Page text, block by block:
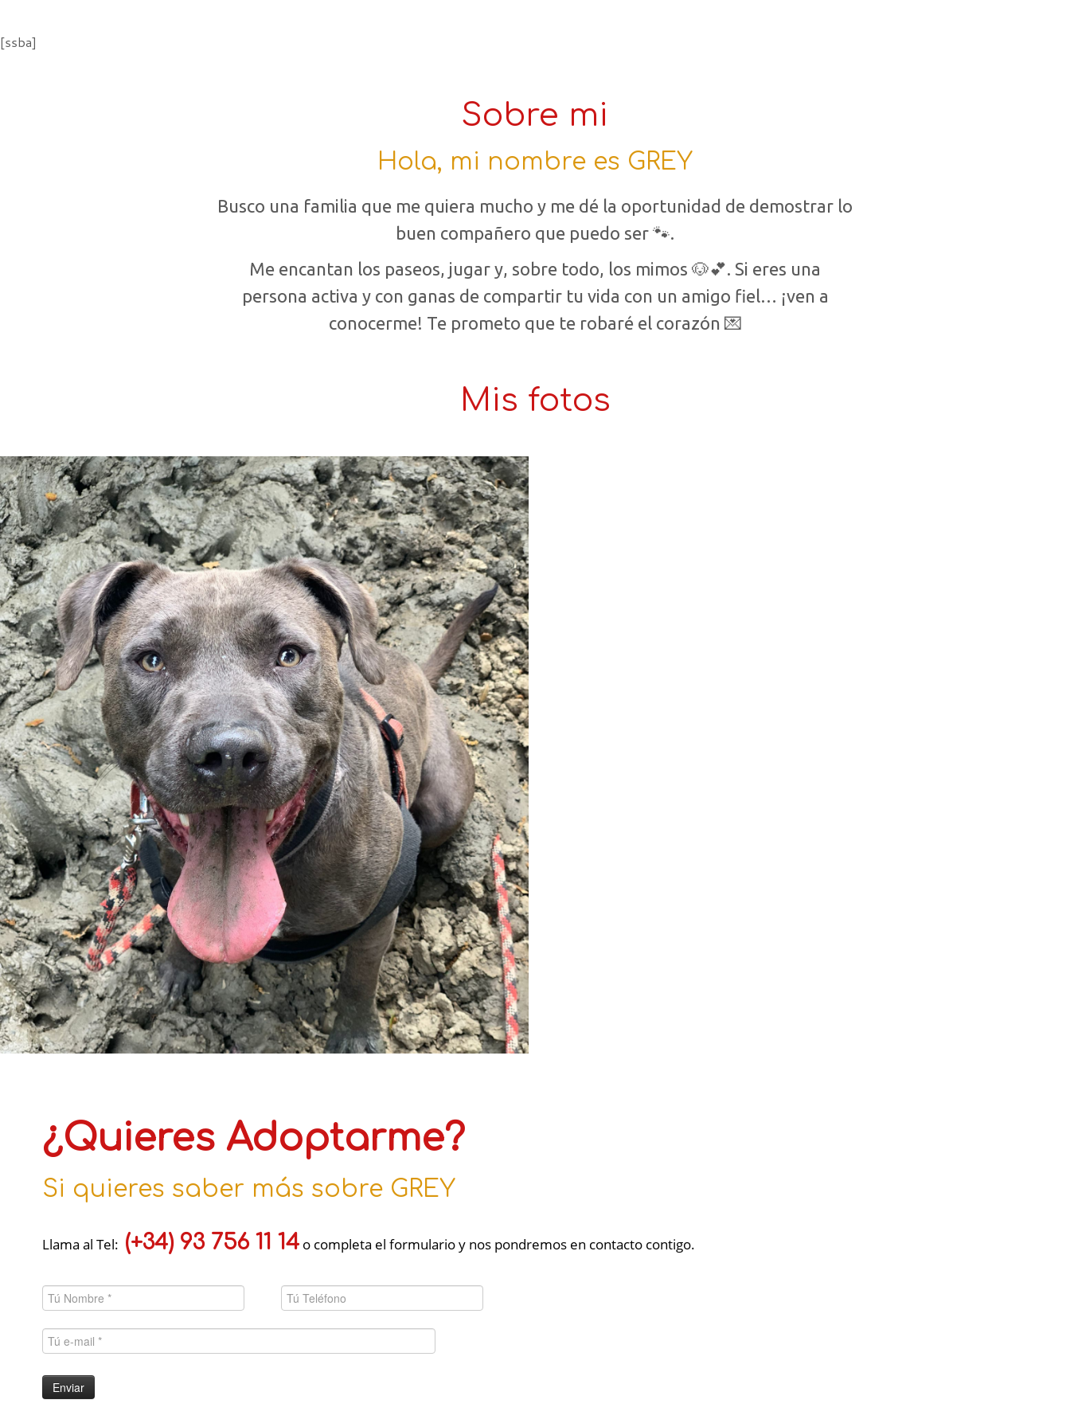
[ssba]
Sobre mi
Hola, mi nombre es GREY
Busco una familia que me quiera mucho y me dé la oportunidad de demostrar lo
buen compañero que puedo ser 🐾.
Me encantan los paseos, jugar y, sobre todo, los mimos 🐶💕. Si eres una
persona activa y con ganas de compartir tu vida con un amigo fiel… ¡ven a
conocerme! Te prometo que te robaré el corazón 💌
Mis fotos
¿Quieres Adoptarme?
Si quieres saber más sobre GREY
Llama al Tel: (+34) 93 756 11 14 o completa el formulario y nos pondremos en contacto contigo.